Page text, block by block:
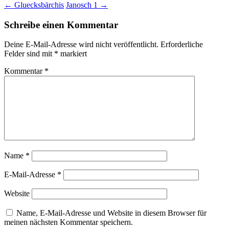
← Gluecksbärchis Janosch 1 →
Schreibe einen Kommentar
Deine E-Mail-Adresse wird nicht veröffentlicht. Erforderliche
Felder sind mit * markiert
Kommentar *
Name *
E-Mail-Adresse *
Website
Name, E-Mail-Adresse und Website in diesem Browser für
meinen nächsten Kommentar speichern.